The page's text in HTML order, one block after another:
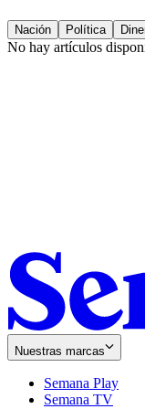
Nación Política
No hay artículos
Nuestras marcas
Semana Play
Semana TV